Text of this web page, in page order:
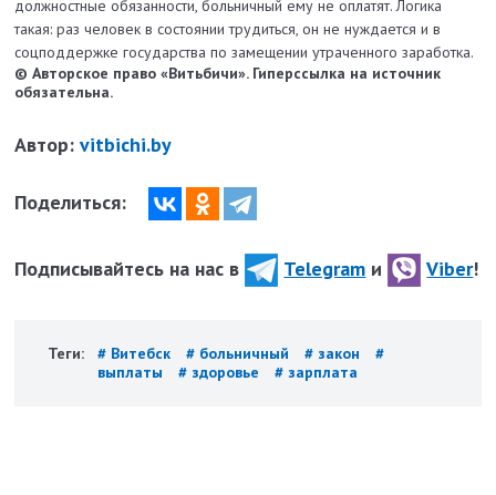
должностные обязанности, больничный ему не оплатят. Логика
такая: раз человек в состоянии трудиться, он не нуждается и в
соцподдержке государства по замещении утраченного заработка.
© Авторское право «Витьбичи». Гиперссылка на источник
обязательна.
Автор:vitbichi.by
Поделиться:
Подписывайтесь на нас в Telegram и Viber!
Теги: # Витебск # больничный # закон
#
выплаты
# здоровье # зарплата